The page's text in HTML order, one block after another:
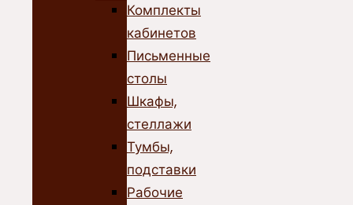
Комплекты
кабинетов
Письменные
столы
Шкафы,
стеллажи
Тумбы,
подставки
Рабочие